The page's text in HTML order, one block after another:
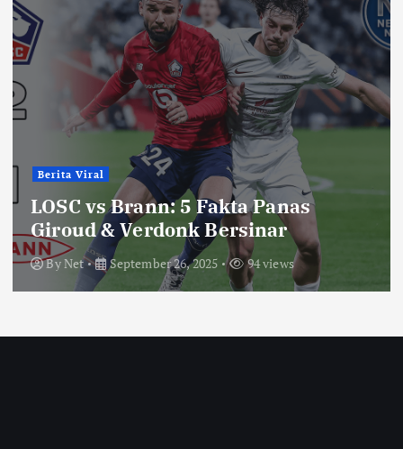
Berita Viral
LOSC vs Brann: 5 Fakta Panas
Giroud & Verdonk Bersinar
ByNet September 26, 2025 94 views